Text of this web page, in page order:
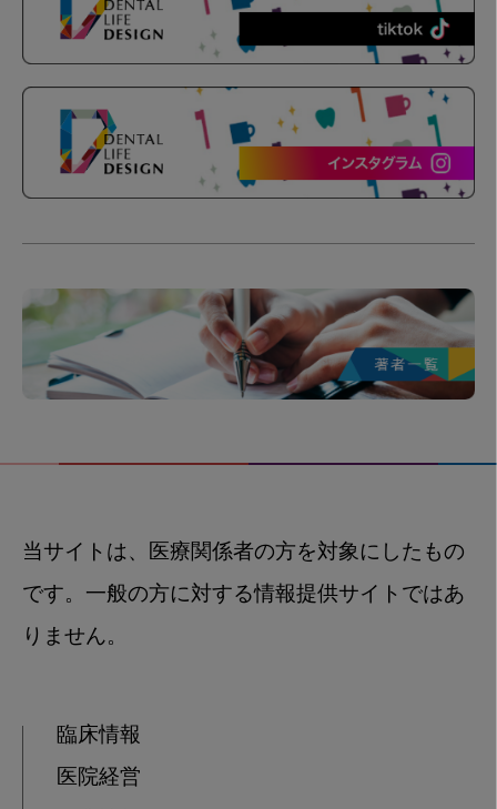
当サイトは、医療関係者の方を対象にしたもの
です。一般の方に対する情報提供サイトではあ
りません。
臨床情報
医院経営